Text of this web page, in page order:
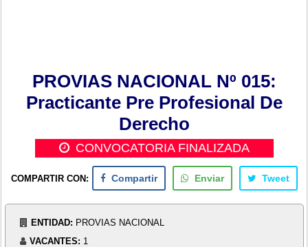
PROVIAS NACIONAL Nº 015:
Practicante Pre Profesional De
Derecho
CONVOCATORIA FINALIZADA
COMPARTIR CON: Compartir Enviar Tweet
ENTIDAD: PROVIAS NACIONAL
VACANTES: 1